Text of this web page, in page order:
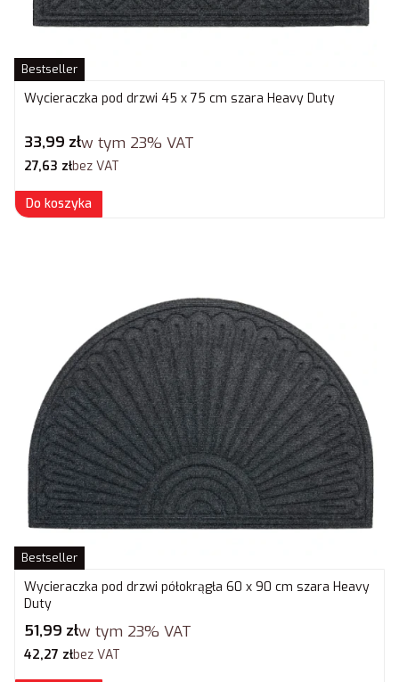
Bestseller
Wycieraczka pod drzwi 45 x 75 cm szara Heavy Duty
Cena brutto
33,99 złw tym 23% VAT
Cena netto
27,63 złbez VAT
Do koszyka
Bestseller
Wycieraczka pod drzwi półokrągła 60 x 90 cm szara Heavy
Duty
Cena brutto
51,99 złw tym 23% VAT
Cena netto
42,27 złbez VAT